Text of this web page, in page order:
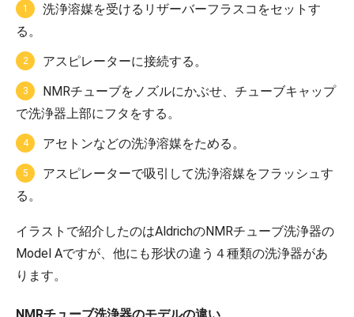
洗浄溶媒を受けるリザーバーフラスコをセットす
る。
アスピレーターに接続する。
NMRチューブをノズルにかぶせ、チューブキャップ
で洗浄器上部にフタをする。
アセトンなどの洗浄溶媒をためる。
アスピレーターで吸引して洗浄溶媒をフラッシュす
る。
イラストで紹介したのはAldrichのNMRチューブ洗浄器の
Model Aですが、他にも形状の違う４種類の洗浄器があ
ります。
NMRチューブ洗浄器のモデルの違い